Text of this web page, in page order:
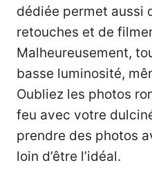
dédiée permet aussi
retouches et de
Malheureusement,
basse luminosité,
Oubliez les photos
feu avec votre
prendre des photos
loin d’être l’idéal.